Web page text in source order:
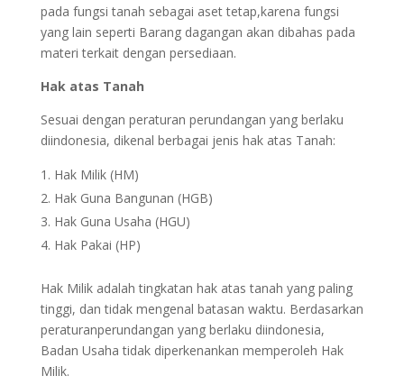
pada fungsi tanah sebagai aset tetap,karena fungsi
yang lain seperti Barang dagangan akan dibahas pada
materi terkait dengan persediaan.
Hak atas Tanah
Sesuai dengan peraturan perundangan yang berlaku
diindonesia, dikenal berbagai jenis hak atas Tanah:
Hak Milik (HM)
Hak Guna Bangunan (HGB)
Hak Guna Usaha (HGU)
Hak Pakai (HP)
Hak Milik adalah tingkatan hak atas tanah yang paling
tinggi, dan tidak mengenal batasan waktu. Berdasarkan
peraturanperundangan yang berlaku diindonesia,
Badan Usaha tidak diperkenankan memperoleh Hak
Milik.